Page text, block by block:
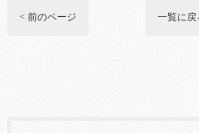
< 前のページ 一覧に戻